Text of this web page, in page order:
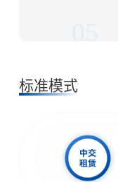
标准模式